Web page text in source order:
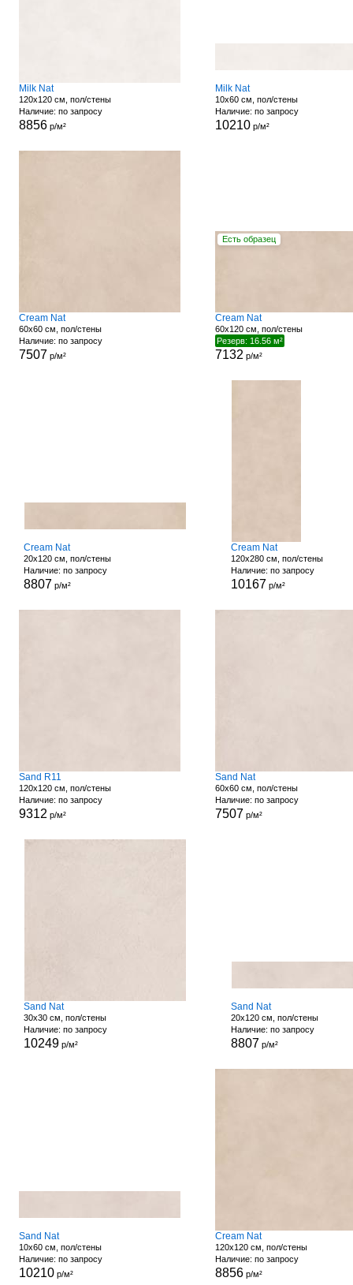
Milk Nat
120x120 см, пол/стены
Наличие: по запросу
8856р/м²
Milk Nat
10x60 см, пол/стены
Наличие: по запросу
10210р/м²
Cream Nat
60x60 см, пол/стены
Наличие: по запросу
7507 р/м²
Есть образец
Cream Nat
60x120 см, пол/стены
Резерв: 16.56 м²
7132 р/м²
Cream Nat
20x120 см, пол/стены
Наличие: по запросу
8807 р/м²
Cream Nat
120x280 см, пол/стены
Наличие: по запросу
10167 р/м²
Sand R11
120x120 см, пол/стены
Наличие: по запросу
9312 р/м²
Sand Nat
60x60 см, пол/стены
Наличие: по запросу
7507 р/м²
Sand Nat
30x30 см, пол/стены
Наличие: по запросу
10249 р/м²
Sand Nat
20x120 см, пол/стены
Наличие: по запросу
8807 р/м²
Sand Nat
10x60 см, пол/стены
Наличие: по запросу
10210р/м²
Cream Nat
120x120 см, пол/стены
Наличие: по запросу
8856р/м²